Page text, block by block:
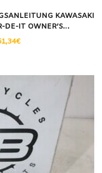
KAWASAKI
DE-IT OWNER’S…
€